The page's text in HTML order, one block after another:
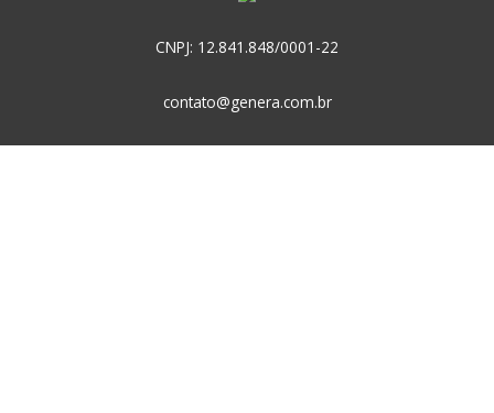
CNPJ: 12.841.848/0001-22
contato@genera.com.br